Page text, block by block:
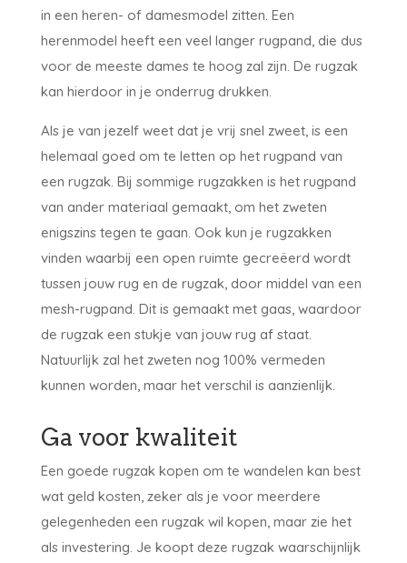
in een heren- of damesmodel zitten. Een
herenmodel heeft een veel langer rugpand, die dus
voor de meeste dames te hoog zal zijn. De rugzak
kan hierdoor in je onderrug drukken.
Als je van jezelf weet dat je vrij snel zweet, is een
helemaal goed om te letten op het rugpand van
een rugzak. Bij sommige rugzakken is het rugpand
van ander materiaal gemaakt, om het zweten
enigszins tegen te gaan. Ook kun je rugzakken
vinden waarbij een open ruimte gecreëerd wordt
tussen jouw rug en de rugzak, door middel van een
mesh-rugpand. Dit is gemaakt met gaas, waardoor
de rugzak een stukje van jouw rug af staat.
Natuurlijk zal het zweten nog 100% vermeden
kunnen worden, maar het verschil is aanzienlijk.
Ga voor kwaliteit
Een goede rugzak kopen om te wandelen kan best
wat geld kosten, zeker als je voor meerdere
gelegenheden een rugzak wil kopen, maar zie het
als investering. Je koopt deze rugzak waarschijnlijk